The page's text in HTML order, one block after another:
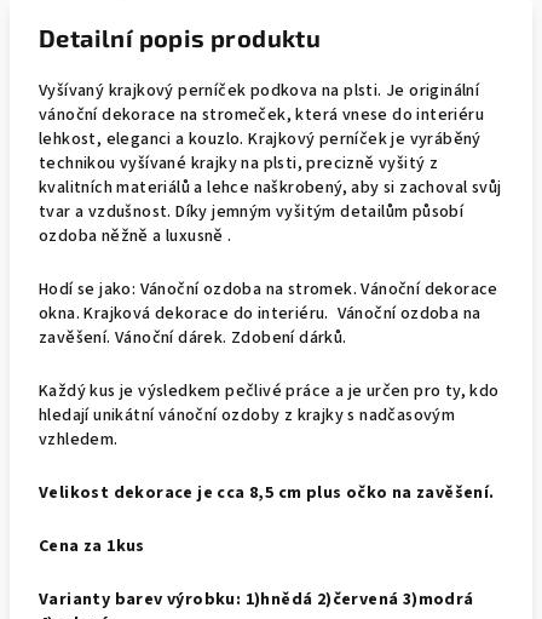
Detailní popis produktu
Vyšívaný krajkový perníček podkova na plsti. Je originální
vánoční dekorace na stromeček, která vnese do interiéru
lehkost, eleganci a kouzlo. Krajkový perníček je vyráběný
technikou vyšívané krajky na plsti, precizně vyšitý z
kvalitních materiálů a lehce naškrobený, aby si zachoval svůj
tvar a vzdušnost. Díky jemným vyšitým detailům působí
ozdoba něžně a luxusně .
Hodí se jako: Vánoční ozdoba na stromek. Vánoční dekorace
okna. Krajková dekorace do interiéru. Vánoční ozdoba na
zavěšení. Vánoční dárek. Zdobení dárků.
Každý kus je výsledkem pečlivé práce a je určen pro ty, kdo
hledají unikátní vánoční ozdoby z krajky s nadčasovým
vzhledem.
Velikost dekorace je cca 8,5 cm plus očko na zavěšení.
Cena za 1kus
Varianty barev výrobku: 1)hnědá 2)červená 3)modrá